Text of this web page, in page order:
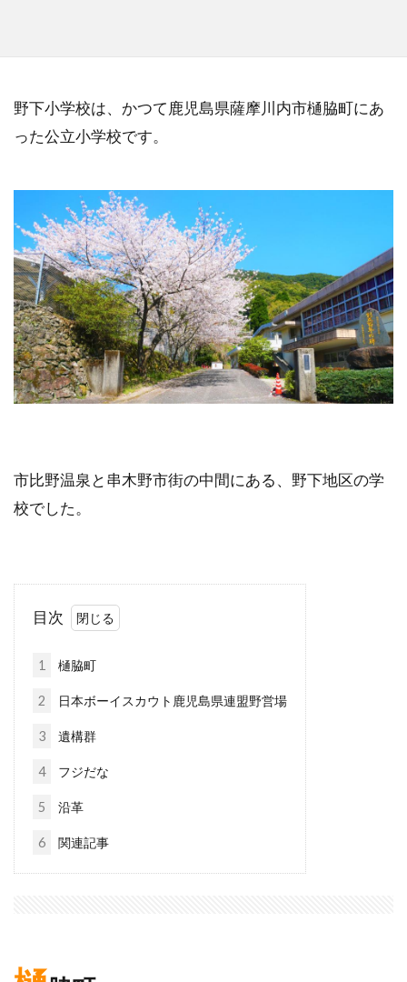
野下小学校は、かつて鹿児島県薩摩川内市樋脇町にあ
った公立小学校です。
市比野温泉と串木野市街の中間にある、野下地区の学
校でした。
目次
1 樋脇町
2 日本ボーイスカウト鹿児島県連盟野営場
3 遺構群
4 フジだな
5 沿革
6 関連記事